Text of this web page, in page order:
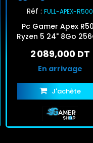
Réf : FULL-APEX-R500
Pc Gamer Apex
Ryzen 5 24" 8Go
2 089,000 DT
En arrivage
J'achète